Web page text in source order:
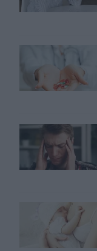
Σύσκεψη στον
Τι συμβαίνει τις
Παγκόσμια